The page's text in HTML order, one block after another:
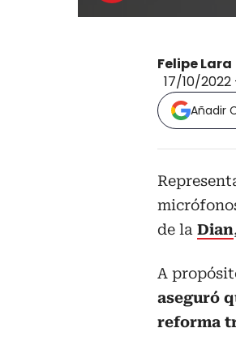
Felipe Lara
17/10/
Añadir
de la Dian
A
aseguró
reforma